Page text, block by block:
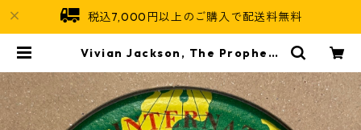
税込7,000円以上のご購入で配送料無料
Vivian Jackson, The Prophets
| Jamaican Soul